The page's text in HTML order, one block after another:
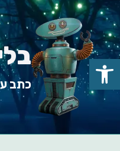
Skip
to
content
כתב
פתח סרגל